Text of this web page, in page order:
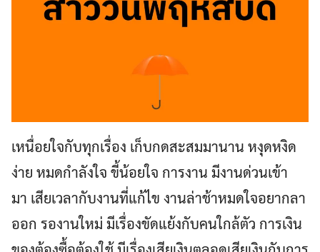
เหนื่อยใจกับทุกเรื่อง เก็บกดสะสมมานาน หงุดหงิด
ง่าย หมดกำลังใจ ขี้น้อยใจ การงาน มีงานด่วนเข้า
มา เสียเวลากับงานที่แก้ไข งานล่าช้าหมดใจอยากลา
ออก รองานใหม่ มีเรื่องขัดแย้งกับคนใกล้ตัว การเงิน